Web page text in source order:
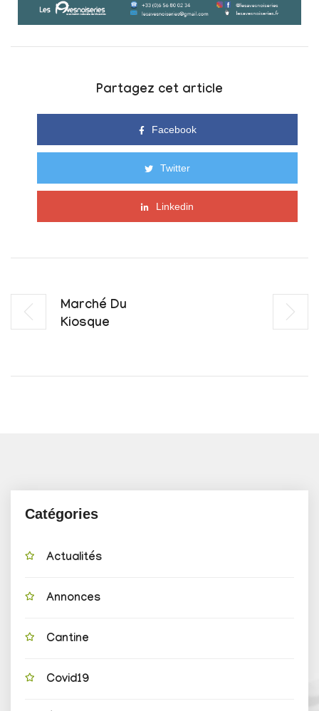
Partagez cet article
Facebook
Twitter
Linkedin
Marché Du
Kiosque
Catégories
Actualités
Annonces
Cantine
Covid19